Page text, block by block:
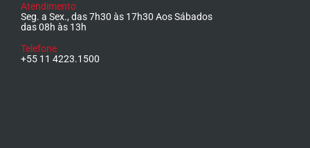
Atendimento
Seg. a Sex., das 7h30 às 17h30 Aos Sábados
das 08h às 13h
Telefone
+55 11 4223.1500